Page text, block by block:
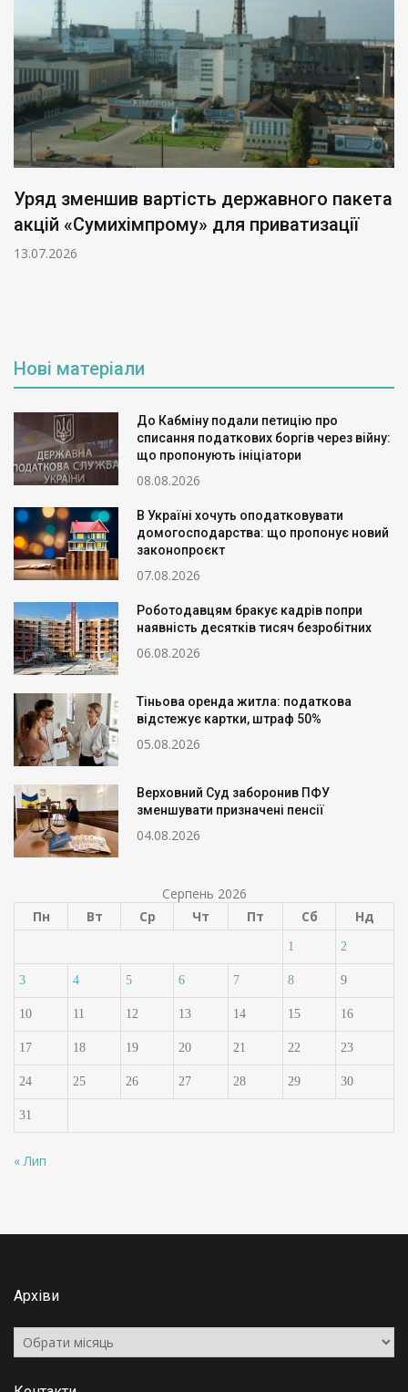
Уряд зменшив вартість державного пакета
акцій «Сумихімпрому» для приватизації
13.07.2026
Нові матеріали
До Кабміну подали петицію про
списання податкових боргів через війну:
що пропонують ініціатори
08.08.2026
В Україні хочуть оподатковувати
домогосподарства: що пропонує новий
законопроєкт
07.08.2026
Роботодавцям бракує кадрів попри
наявність десятків тисяч безробітних
06.08.2026
Тіньова оренда житла: податкова
відстежує картки, штраф 50%
05.08.2026
Верховний Суд заборонив ПФУ
зменшувати призначені пенсії
04.08.2026
Серпень 2026
Пн
Вт Ср Чт Пт Сб Нд
1 2
3 4 5 6 7 8 9
10 11 12 13 14 15 16
17 18 19 20 21 22 23
24 25 26 27 28 29 30
31
« Лип
Архіви
Архіви